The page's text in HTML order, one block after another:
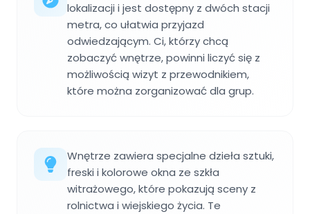
lokalizacji i jest dostępny z dwóch stacji
metra, co ułatwia przyjazd
odwiedzającym. Ci, którzy chcą
zobaczyć wnętrze, powinni liczyć się z
możliwością wizyt z przewodnikiem,
które można zorganizować dla grup.
Wnętrze zawiera specjalne dzieła sztuki,
freski i kolorowe okna ze szkła
witrażowego, które pokazują sceny z
rolnictwa i wiejskiego życia. Te